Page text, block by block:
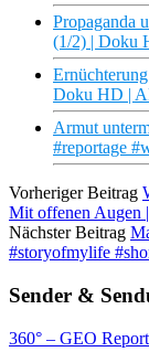
Propaganda
(1/2) | Doku
Doku HD |
Armut
#reportage
Vorheriger Beitrag
Mit offenen Augen
Nächster Beitrag
#storyofmylife
Sender &
360° – GEO